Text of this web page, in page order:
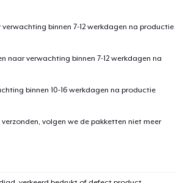
binnen 7-12 werkdagen na productie
naar verwachting binnen 7-12 werkdagen na
binnen 10-16 werkdagen na productie
volgen we de pakketten niet meer